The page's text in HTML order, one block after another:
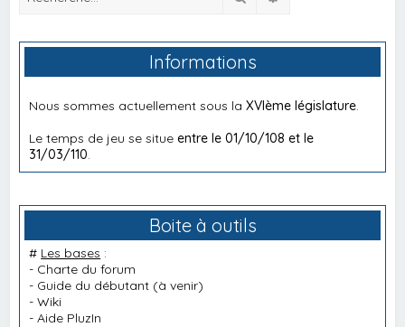
Informations
Nous sommes actuellement sous laXVIème législature
Le temps de jeu se situeentre le 01/10/108 et le
31/03/110
Boite à outils
# Les bases :
- Charte du forum
- Guide du débutant (à venir)
-Wiki
-Aide PluzIn